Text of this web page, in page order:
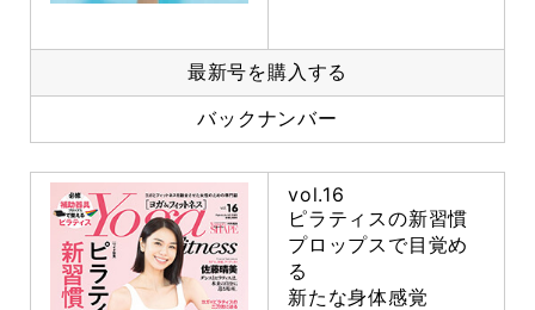
最新号を購入する
バックナンバー
vol.16
ピラティスの新習慣
プロップスで目覚め
る
新たな身体感覚